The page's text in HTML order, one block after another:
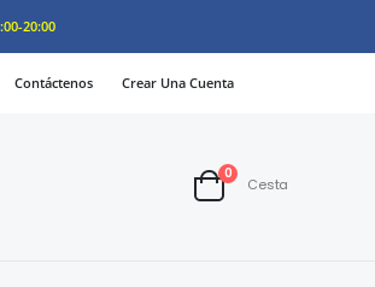
20:00
Contáctenos Crear Una Cuenta
Cart
0artículos
Cesta